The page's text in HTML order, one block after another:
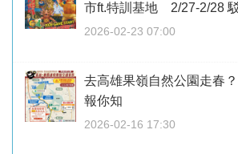
市ft.特訓基地 2/27-2/28
2026-02-23 07:00
去高雄果嶺自然公園走春
報你知
2026-02-16 17:30